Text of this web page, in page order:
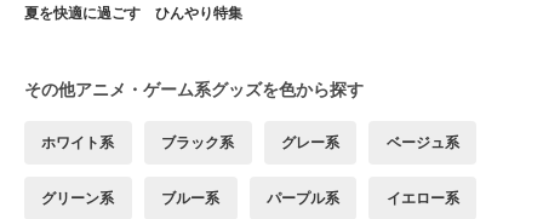
夏を快適に過ごす ひんやり特集
その他アニメ・ゲーム系グッズを色から探す
ホワイト系 ブラック系 グレー系 ベージュ系
グリーン系 ブルー系 パープル系 イエロー系